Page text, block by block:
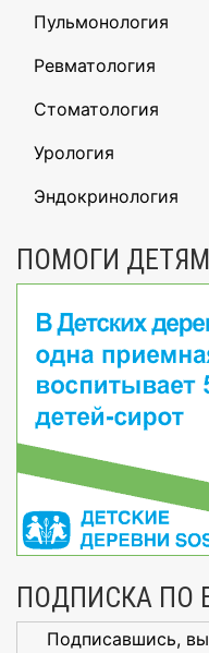
Пульмонология
Ревматология
Стоматология
Урология
Эндокринология
ПОМОГИ ДЕТЯМ
ПОДПИСКА ПО
Подписавшись,